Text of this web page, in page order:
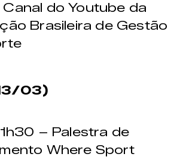
do Youtube da
Brasileira de Gestão
03)
– Palestra de
Where Sport